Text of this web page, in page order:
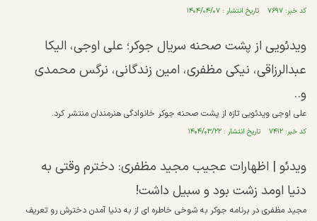
کد خبر: ۷۶۹۷ تاریخ انتشار : ۱۴۰۴/۰۴/۰۷
ویدئویی از پشت صحنه سریال جوکر؛ علی اوجی، الیکا
عبدالرزاقی، نیکی مظفری، امین زندگانی، نرگس محمدی
و..
علی اوجی ویدئویی تازه از پشت صحنه جوکر خانوادگی هنرمندان منتشر کرد.
کد خبر: ۷۴۱۲ تاریخ انتشار : ۱۴۰۴/۰۳/۲۲
ویدئو | اظهارات عجیب مجید مظفری: دخترم وقتی به
دنیا اومد زشت بود و سبیل داشت!
مجید مظفری در برنامه جوکر به شوخی خاطره ای از به دنیا آمدن دخترش رو تعریف